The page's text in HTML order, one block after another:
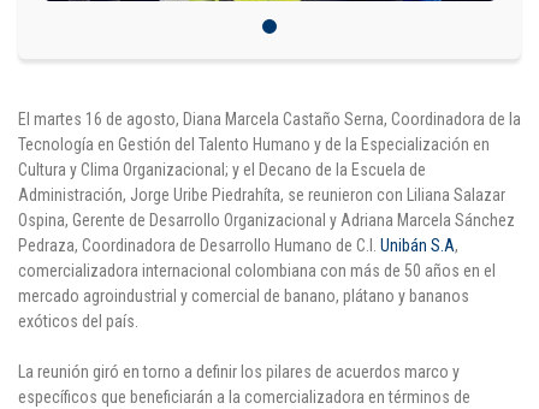
El martes 16 de agosto, Diana Marcela Castaño Serna, Coordinadora de la
Tecnología en Gestión del Talento Humano y de la Especialización en
Cultura y Clima Organizacional; y el Decano de la Escuela de
Administración, Jorge Uribe Piedrahíta, se reunieron con Liliana Salazar
Ospina, Gerente de Desarrollo Organizacional y Adriana Marcela Sánchez
Pedraza, Coordinadora de Desarrollo Humano de C.I. Unibán S.A,
comercializadora internacional colombiana con más de 50 años en el
mercado agroindustrial y comercial de banano, plátano y bananos
exóticos del país.
La reunión giró en torno a definir los pilares de acuerdos marco y
específicos que beneficiarán a la comercializadora en términos de
Campus virtual
Puntos de pago
Empleo
Contáctanos
Línea de Atención al Cliente